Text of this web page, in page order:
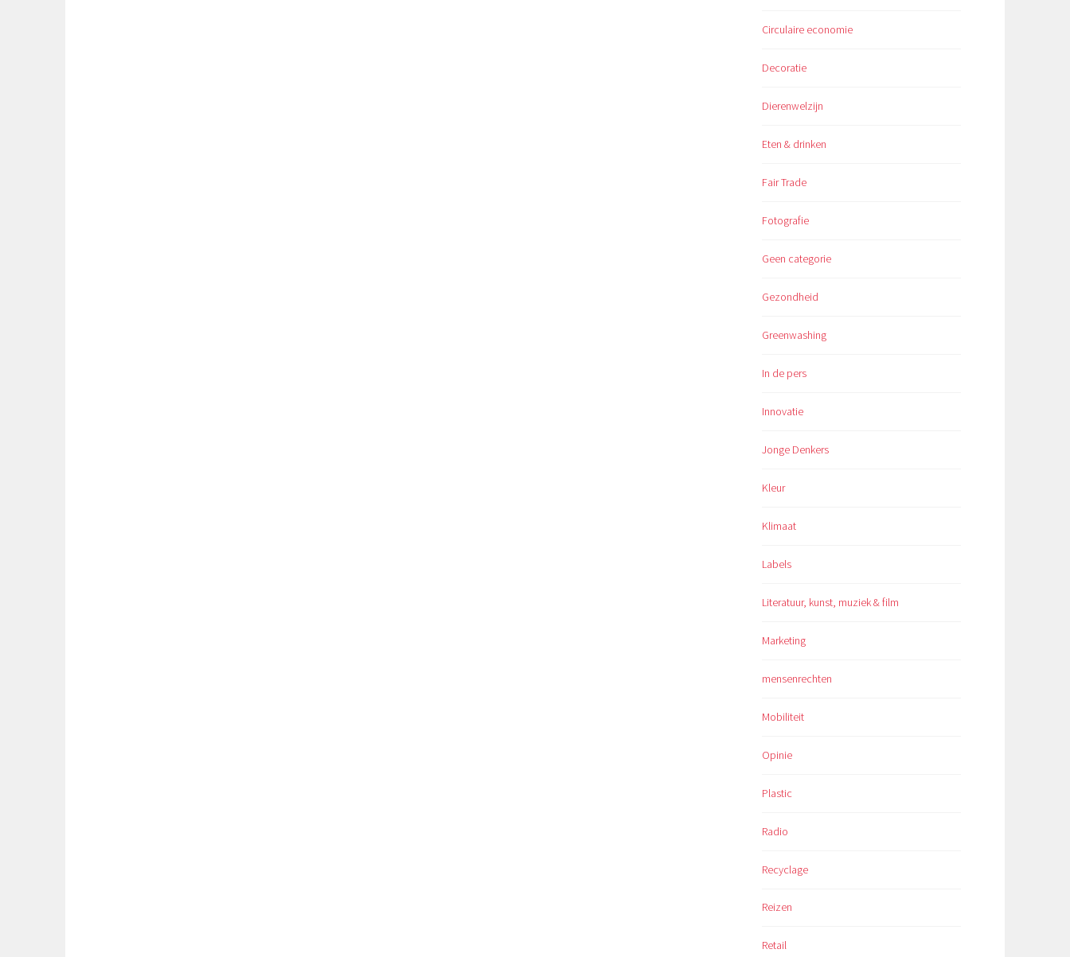
Circulaire economie
Decoratie
Dierenwelzijn
Eten & drinken
Fair Trade
Fotografie
Geen categorie
Gezondheid
Greenwashing
In de pers
Innovatie
Jonge Denkers
Kleur
Klimaat
Labels
Literatuur, kunst, muziek & film
Marketing
mensenrechten
Mobiliteit
Opinie
Plastic
Radio
Recyclage
Reizen
Retail